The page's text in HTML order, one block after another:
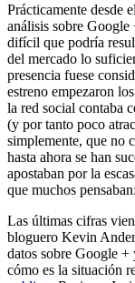
Prácticamente desde
análisis sobre
difícil que podría
del mercado lo
presencia fuese
estreno empezaron
la red social contaba
(y por tanto poco
simplemente, que no
hasta ahora se han
apostaban por la
que muchos
Las últimas cifras
bloguero Kevin
datos sobre Google +
cómo es la situación